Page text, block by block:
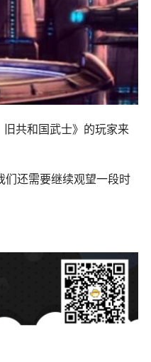
共和国武士》的玩家来
们还需要继续观望一段时